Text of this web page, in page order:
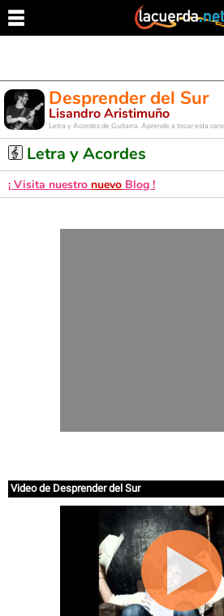
Desprender del Sur
Lisandro Aristimuño
Letra y Acordes de Guitarra. Aprende a tocar esta
Letra y Acordes
¡ Visita nuestro nuevo Blog !
Video de Desprender del Sur